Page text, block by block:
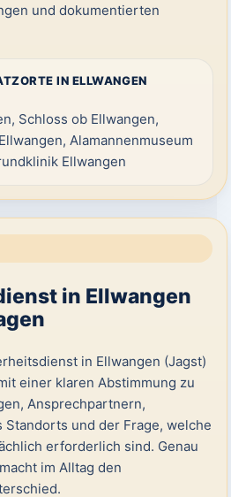
und dokumentierten
IN ELLWANGEN
Schloss ob Ellwangen,
Alamannenmuseum
Ellwangen
in Ellwangen
in Ellwangen (Jagst)
einer klaren Abstimmung zu
Ansprechpartnern,
Standorts und der Frage, welche
erforderlich sind. Genau
im Alltag den